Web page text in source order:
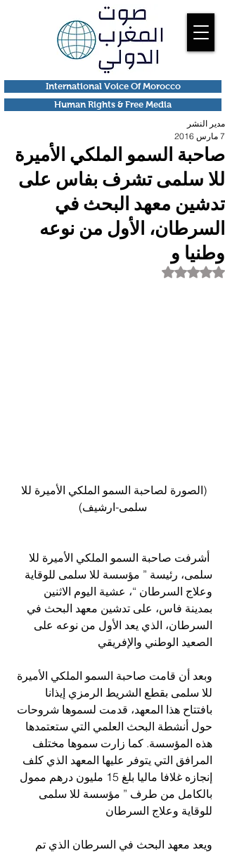
Human Rights & Free Media
International Voice Of Morocco
صاحبة السمو الملكي الأميرة
للا سلمى تشرف بفاس على
تدشين معهد البحث في
السرطان، الأول من نوعه
وطنيا و
مدير النشر
7 مارس 2016
تم التقييم بـ ليس رقمًا من أصل 5 نجوم.
(الصورة لصاحبة السمو الملكي الأميرة للا
سلمى-ارشيف)
أشرفت صاحبة السمو الملكي الأميرة للا
سلمى، رئيسة ” مؤسسة للا سلمى للوقاية
وعلاج السرطان “، عشية اليوم الاثنين
بمدينة فاس، على تدشين معهد البحث في
السرطان، الذي يعد الأول من نوعه على
الصعيد الوطني والإفريقي
وبعد أن قامت صاحبة السمو الملكي الأميرة
للا سلمى بقطع الشريط الرمزي إيذانا
بافتتاح هذا المعهد، قدمت لسموها شروحات
حول أنشطة البحث العلمي التي ستعتمدها
هذه المؤسسة. كما زارت سموها مختلف
المرافق التي يتوفر عليها المعهد الذي كلف
إنجازه غلافا ماليا بلغ 15 مليون درهم ممول
بالكامل من طرف ” مؤسسة للا سلمى
للوقاية وعلاج السرطان
ويعد معهد البحث في السرطان الذي تم